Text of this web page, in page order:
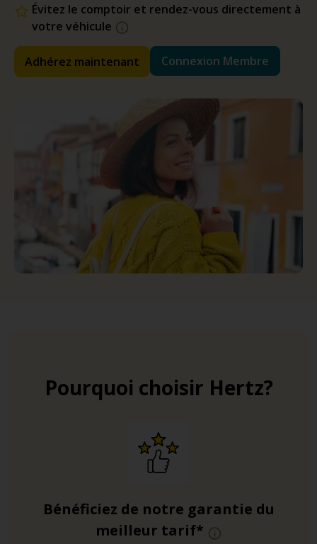
Évitez le comptoir et rendez-vous directement à
votre véhicule
Adhérez maintenant Connexion Membre
Pourquoi choisir Hertz?
Bénéficiez de notre garantie du
meilleur tarif*